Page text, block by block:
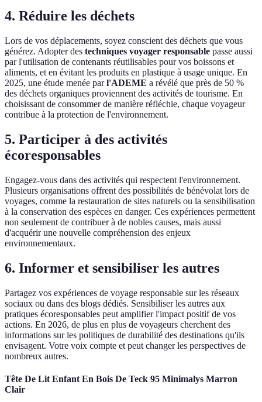
4. Réduire les déchets
Lors de vos déplacements, soyez conscient des déchets que vous
générez. Adopter des techniques voyager responsable passe aussi
par l'utilisation de contenants réutilisables pour vos boissons et
aliments, et en évitant les produits en plastique à usage unique. En
2025, une étude menée parl'ADEME a révélé que près de 50 %
des déchets organiques proviennent des activités de tourisme. En
choisissant de consommer de manière réfléchie, chaque voyageur
contribue à la protection de l'environnement.
5. Participer à des activités
écoresponsables
Engagez-vous dans des activités qui respectent l'environnement.
Plusieurs organisations offrent des possibilités de bénévolat lors de
voyages, comme la restauration de sites naturels ou la sensibilisation
à la conservation des espèces en danger. Ces expériences permettent
non seulement de contribuer à de nobles causes, mais aussi
d'acquérir une nouvelle compréhension des enjeux
environnementaux.
6. Informer et sensibiliser les autres
Partagez vos expériences de voyage responsable sur les réseaux
sociaux ou dans des blogs dédiés. Sensibiliser les autres aux
pratiques écoresponsables peut amplifier l'impact positif de vos
actions. En 2026, de plus en plus de voyageurs cherchent des
informations sur les politiques de durabilité des destinations qu'ils
envisagent. Votre voix compte et peut changer les perspectives de
nombreux autres.
Tête De Lit Enfant En Bois De Teck 95 Minimalys Marron
Clair